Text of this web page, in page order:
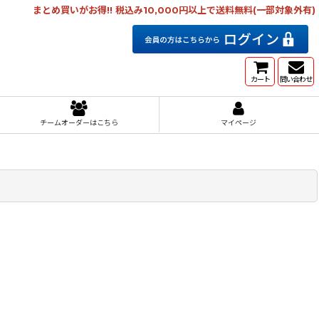
まとめ買いがお得!! 税込み10,000円以上で送料無料(一部対象外有)
カート 問い合わせ
チームオーダーはこちら マイページ